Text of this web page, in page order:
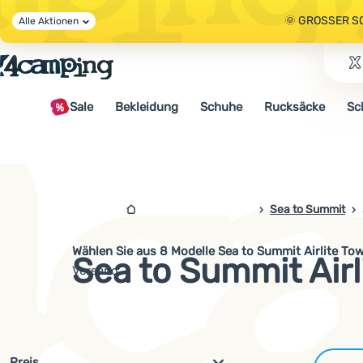
🌞 GROSSER
🤫 - 10 % AUF
🌞 GROSSER
Alle Aktionen
Sale Bekleidung Schuhe Rucksäcke
4campingshop.de
Sea to Summit
Sea to Summit
Wählen Sie aus 8 Modelle Sea to Summit Airlite
Versand.